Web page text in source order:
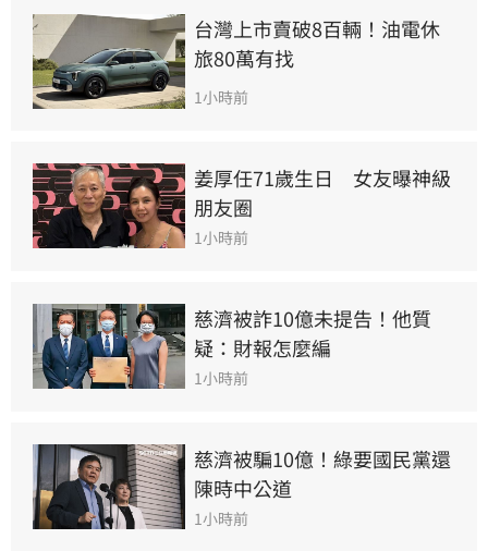
台灣上市賣破8百輛！油電休
旅80萬有找
1小時前
姜厚任71歲生日　女友曝神級
朋友圈
1小時前
慈濟被詐10億未提告！他質
疑：財報怎麼編
1小時前
慈濟被騙10億！綠要國民黨還
陳時中公道
1小時前